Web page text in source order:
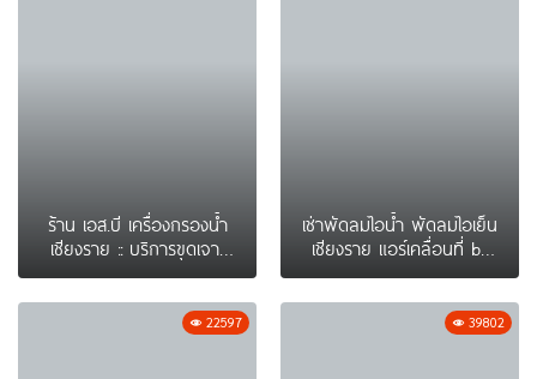
ร้าน เอส.บี เครื่องกรองน้ำ
เชียงราย :: บริการขุดเจาะ
บาดาลทั้งภาครัฐและเอกชน
ด้วยเครื่องมือที่ทันสมัย
เช่าพัดลมไอน้ำ พัดลมไอเย็น
เชียงราย แอร์เคลื่อนที่ by
CNC Art Chiangrai
22597 39802